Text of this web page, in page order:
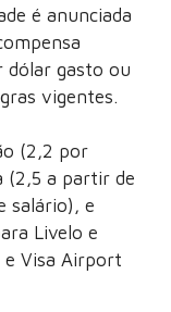
é anunciada
dólar gasto ou
vigentes.
(2,2 por
(2,5 a partir de
salário), e
Livelo e
e Visa Airport